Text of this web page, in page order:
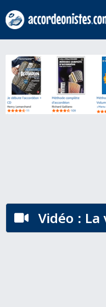
 Vidéo : La